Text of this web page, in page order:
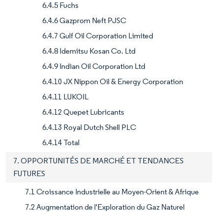
6.4.5 Fuchs
6.4.6 Gazprom Neft PJSC
6.4.7 Gulf Oil Corporation Limited
6.4.8 Idemitsu Kosan Co. Ltd
6.4.9 Indian Oil Corporation Ltd
6.4.10 JX Nippon Oil & Energy Corporation
6.4.11 LUKOIL
6.4.12 Quepet Lubricants
6.4.13 Royal Dutch Shell PLC
6.4.14 Total
7. OPPORTUNITÉS DE MARCHÉ ET TENDANCES
FUTURES
7.1 Croissance Industrielle au Moyen-Orient & Afrique
7.2 Augmentation de l'Exploration du Gaz Naturel